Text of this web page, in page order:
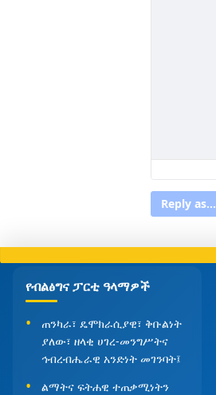
Reply as...
የብልፅግና ፓርቲ ዓላማዎች
ጠንካራ፣ ዴሞክራሲያዊ፣ ቅቡልነት
ያለው፣ ዘላቂ ሀገረ-መንግሥትና
ኅብረብሔራዊ አንድነት መገንባት፤
ልማትና ፍትሐዊ ተጠቃሚነትን